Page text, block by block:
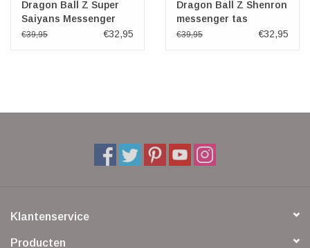
Dragon Ball Z Super
Saiyans Messenger
tas
€39,95 €32,95
Dragon Ball Z Shenron
messenger tas
€39,95 €32,95
Klantenservice
Producten